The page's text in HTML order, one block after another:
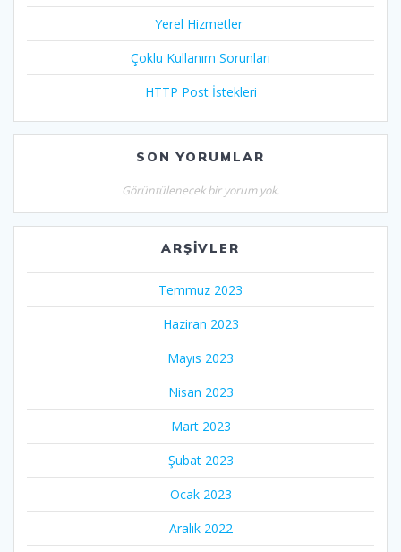
Yerel Hizmetler
Çoklu Kullanım Sorunları
HTTP Post İstekleri
SON YORUMLAR
Görüntülenecek bir yorum yok.
ARŞIVLER
Temmuz 2023
Haziran 2023
Mayıs 2023
Nisan 2023
Mart 2023
Şubat 2023
Ocak 2023
Aralık 2022